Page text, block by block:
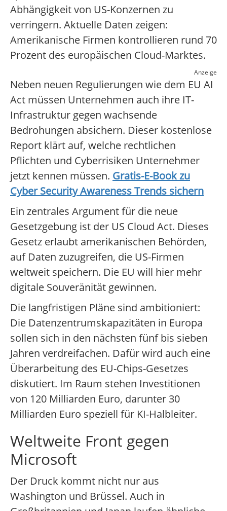
Abhängigkeit von US-Konzernen zu
verringern. Aktuelle Daten zeigen:
Amerikanische Firmen kontrollieren rund 70
Prozent des europäischen Cloud-Marktes.
Anzeige
Neben neuen Regulierungen wie dem EU AI
Act müssen Unternehmen auch ihre IT-
Infrastruktur gegen wachsende
Bedrohungen absichern. Dieser kostenlose
Report klärt auf, welche rechtlichen
Pflichten und Cyberrisiken Unternehmer
jetzt kennen müssen. Gratis-E-Book zu
Cyber Security Awareness Trends sichern
Ein zentrales Argument für die neue
Gesetzgebung ist der US Cloud Act. Dieses
Gesetz erlaubt amerikanischen Behörden,
auf Daten zuzugreifen, die US-Firmen
weltweit speichern. Die EU will hier mehr
digitale Souveränität gewinnen.
Die langfristigen Pläne sind ambitioniert:
Die Datenzentrumskapazitäten in Europa
sollen sich in den nächsten fünf bis sieben
Jahren verdreifachen. Dafür wird auch eine
Überarbeitung des EU-Chips-Gesetzes
diskutiert. Im Raum stehen Investitionen
von 120 Milliarden Euro, darunter 30
Milliarden Euro speziell für KI-Halbleiter.
Weltweite Front gegen
Microsoft
Der Druck kommt nicht nur aus
Washington und Brüssel. Auch in